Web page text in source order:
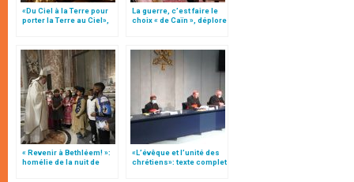
«Du Ciel à la Terre pour
porter la Terre au Ciel»,
La guerre, c’est faire le
choix « de Caïn », déplore
« Revenir à Bethléem! »:
homélie de la nuit de
Noël (texte complet)
«L’évêque et l’unité des
chrétiens»: texte complet